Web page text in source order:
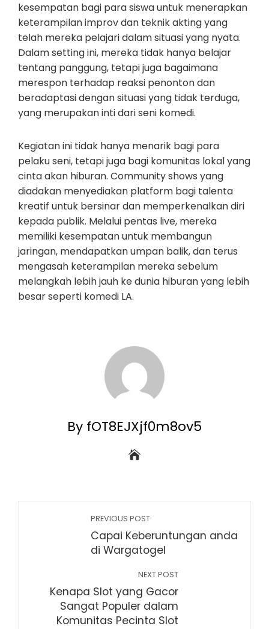
kesempatan bagi para siswa untuk menerapkan
keterampilan improv dan teknik akting yang
telah mereka pelajari dalam situasi yang nyata.
Dalam setting ini, mereka tidak hanya belajar
tentang panggung, tetapi juga bagaimana
merespon terhadap reaksi penonton dan
beradaptasi dengan situasi yang tidak terduga,
yang merupakan inti dari seni komedi.
Kegiatan ini tidak hanya menarik bagi para
pelaku seni, tetapi juga bagi komunitas lokal yang
cinta akan hiburan. Community shows yang
diadakan menyediakan platform bagi talenta
kreatif untuk bersinar dan memperkenalkan diri
kepada publik. Melalui pentas live, mereka
memiliki kesempatan untuk membangun
jaringan, mendapatkan umpan balik, dan terus
mengasah keterampilan mereka sebelum
melangkah lebih jauh ke dunia hiburan yang lebih
besar seperti komedi LA.
By fOT8EJXjf0m8ov5
PREVIOUS POST
Capai Keberuntungan anda
di Wargatogel
NEXT POST
Kenapa Slot yang Gacor
Sangat Populer dalam
Komunitas Pecinta Slot